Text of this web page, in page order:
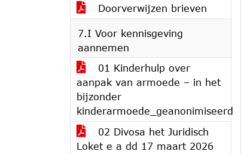
Doorverwijzen brieven
7.I Voor kennisgeving
aannemen
01 Kinderhulp over
aanpak van armoede – in het
bijzonder
kinderarmoede_geanonimiseerd
02 Divosa het Juridisch
Loket e a dd 17 maart 2026